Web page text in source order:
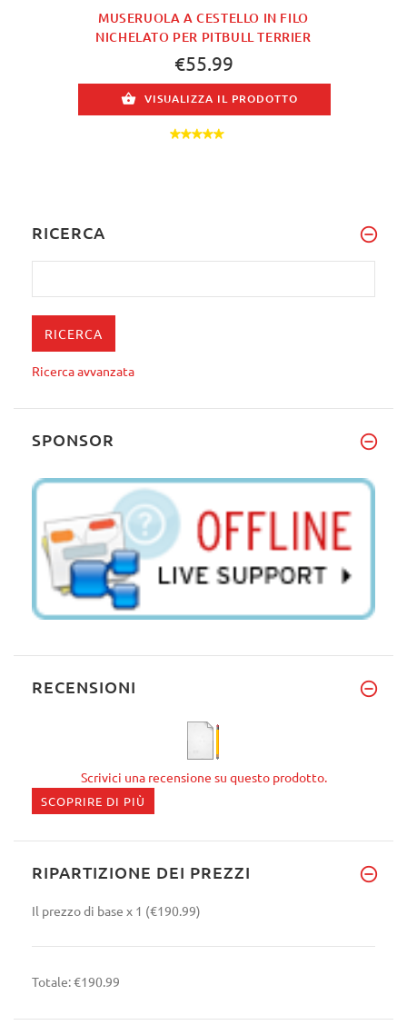
MUSERUOLA A CESTELLO IN FILO
NICHELATO PER PITBULL TERRIER
€55.99
VISUALIZZA IL PRODOTTO
RICERCA
Ricerca avvanzata
SPONSOR
RECENSIONI
Scrivici una recensione su questo prodotto.
SCOPRIRE DI PIÙ
RIPARTIZIONE DEI PREZZI
Il prezzo di base x 1 (€190.99)
Totale:€190.99